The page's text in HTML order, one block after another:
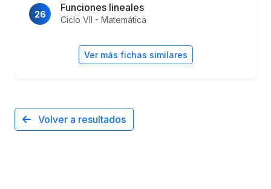
26
Funciones lineales
Ciclo VII - Matemática
Ver más fichas similares
Volver a resultados